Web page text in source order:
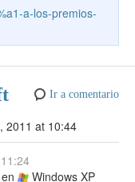
a-los-premios-
Ir a comentario
2011 at 10:44
Windows XP